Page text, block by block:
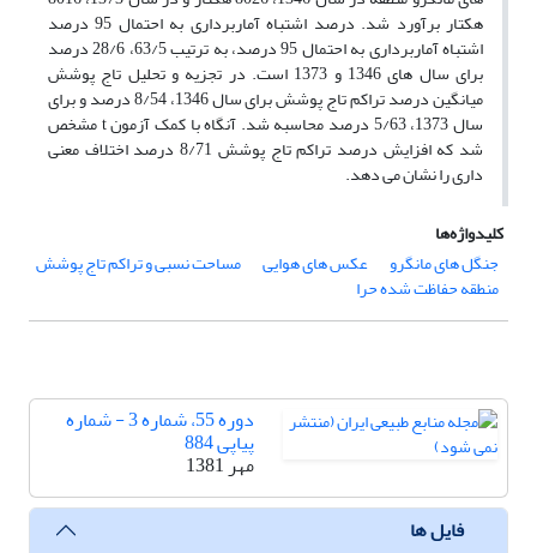
هکتار برآورد شد. درصد اشتباه آماربرداری به احتمال 95 درصد
اشتباه آماربرداری به احتمال 95 درصد، به ترتیب 63/5، 28/6 درصد
برای سال های 1346 و 1373 است. در تجزیه و تحلیل تاج پوشش
میانگین درصد تراکم تاج پوشش برای سال 1346، 8/54 درصد و برای
سال 1373، 5/63 درصد محاسبه شد. آنگاه با کمک آزمون t مشخص
شد که افزایش درصد تراکم تاج پوشش 8/71 درصد اختلاف معنی
داری را نشان می دهد.
کلیدواژه‌ها
جنگل های مانگرو
عکس های هوایی مساحت نسبی و تراکم تاج پوشش
منطقه حفاظت شده حرا
دوره 55، شماره 3 - شماره
پیاپی 884
مهر 1381
فایل ها